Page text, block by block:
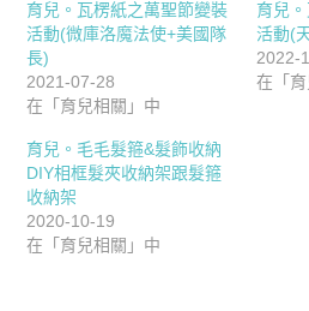
育兒。瓦楞紙之萬聖節變裝
活動(微庫洛魔法使+美國隊
長)
2021-07-28
在「育兒相關」中
育兒
活動(
2022-
在「
育兒。毛毛髮箍&髮飾收納
DIY相框髮夾收納架跟髮箍
收納架
2020-10-19
在「育兒相關」中